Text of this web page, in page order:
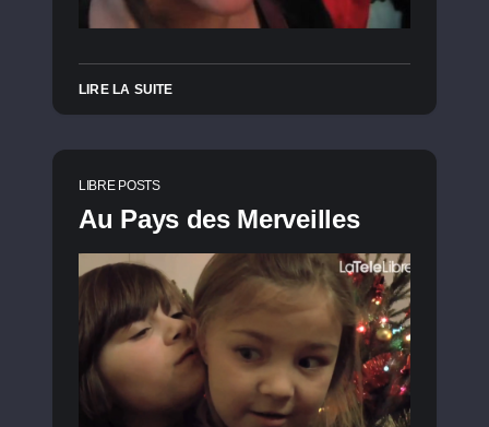
LIRE LA SUITE
LIBRE POSTS
Au Pays des Merveilles